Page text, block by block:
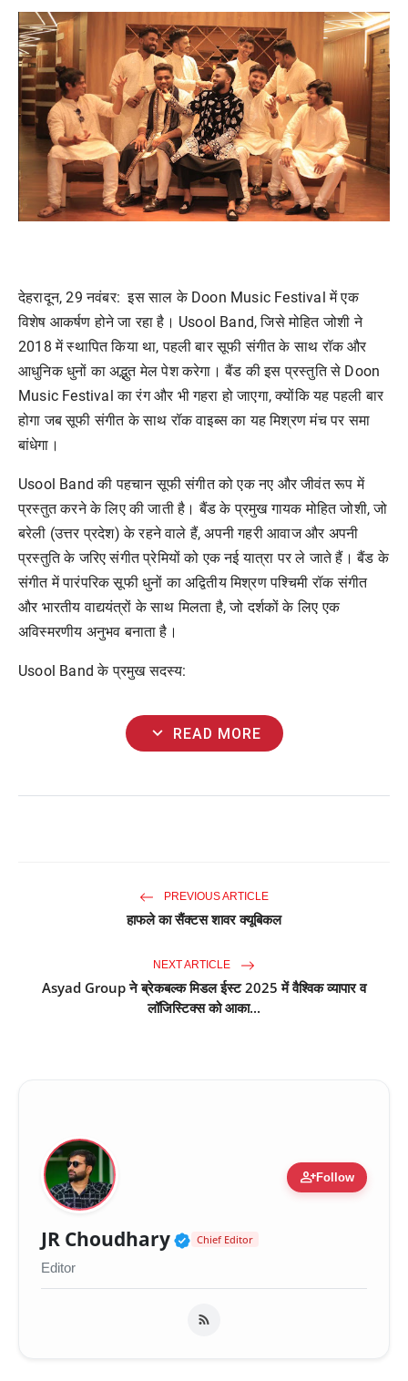
देहरादून, 29नवंबर: इस साल केDoon Music Festivalमें एक
विशेष आकर्षण होने जा रहा है। Usool Band,जिसे मोहित जोशी ने
2018में स्थापित किया था,पहली बार सूफी संगीत के साथ रॉक और
आधुनिक धुनों का अद्भुत मेल पेश करेगा। बैंड की इस प्रस्तुति से Doon
Music Festivalका रंग और भी गहरा हो जाएगा,क्योंकि यह पहली बार
होगा जब सूफी संगीत के साथ रॉक वाइब्स का यह मिश्रण मंच पर समा
बांधेगा।
Usool Bandकी पहचान सूफी संगीत को एक नए और जीवंत रूप में
प्रस्तुत करने के लिए की जाती है। बैंड के प्रमुख गायक मोहित जोशी,जो
बरेली (उत्तर प्रदेश)के रहने वाले हैं,अपनी गहरी आवाज और अपनी
प्रस्तुति के जरिए संगीत प्रेमियों को एक नई यात्रा पर ले जाते हैं। बैंड के
संगीत में पारंपरिक सूफी धुनों का अद्वितीय मिश्रण पश्चिमी रॉक संगीत
और भारतीय वाद्ययंत्रों के साथ मिलता है,जो दर्शकों के लिए एक
अविस्मरणीय अनुभव बनाता है।
Usool Bandके प्रमुख सदस्य:
expand_more READ MORE
PREVIOUS ARTICLE
हाफले का सैंक्टस शावर क्यूबिकल
NEXT ARTICLE
Asyad Group ने ब्रेकबल्क मिडल ईस्ट 2025 में वैश्विक व्यापार व
लॉजिस्टिक्स को आका...
person_addFollow
JR Choudhary Verified Public Figure
Chief Editor
Editor